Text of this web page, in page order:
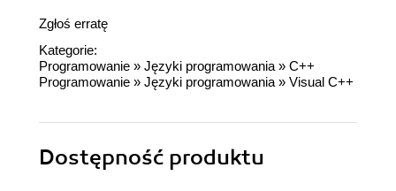
Zgłoś erratę
Kategorie:
Programowanie » Języki programowania » C++
Programowanie » Języki programowania » Visual C++
Dostępność produktu